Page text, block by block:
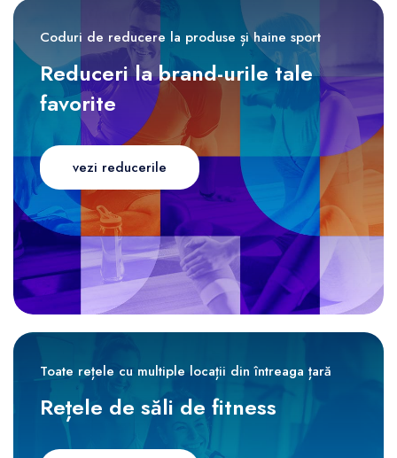
Coduri de reducere la produse și haine sport
Reduceri la brand-urile tale
favorite
vezi reducerile
Toate rețele cu multiple locații din întreaga țară
Rețele de săli de fitness